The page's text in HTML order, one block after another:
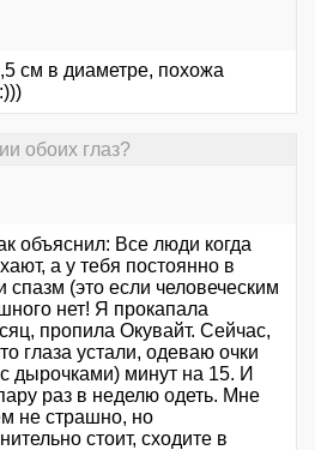
см в диаметре, похожа
обоих глаз?
объяснил: Все люди когда
а у тебя постоянно в
(это если человеческим
нет! Я прокапала
пропила Окувайт. Сейчас,
глаза устали, одеваю очки
дырочками) минут на 15. И
раз в неделю одеть. Мне
не страшно, но
стоит, сходите в